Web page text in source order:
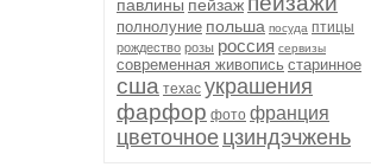
павлины пейзаж
полнолуние польша посуда птицы
рождество розы россия сервизы
современная живопись старинное
сша техас украшения
фарфор фото франция
цветочное цзиндэчжень